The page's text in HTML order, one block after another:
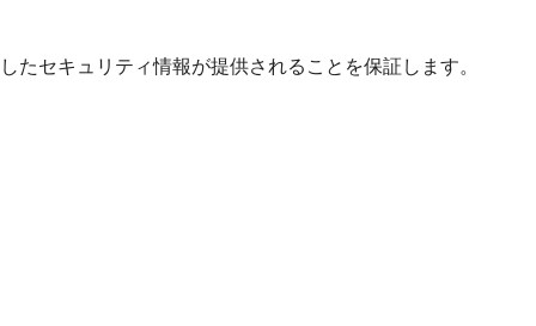
セキュリティ情報が提供されることを保証します。